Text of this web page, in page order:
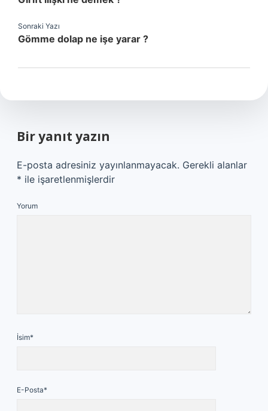
Sonraki Yazı
Gömme dolap ne işe yarar ?
Bir yanıt yazın
E-posta adresiniz yayınlanmayacak. Gerekli alanlar
* ile işaretlenmişlerdir
Yorum
İsim*
E-Posta*